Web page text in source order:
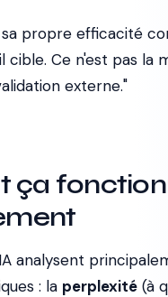
sa propre efficacité
cible. Ce n'est pas la
externe."
ça
analysent
: la perplexité (à